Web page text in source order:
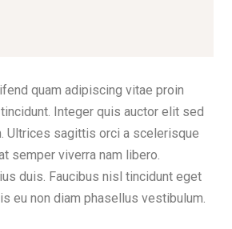
quam adipiscing vitae proin
Integer quis auctor elit sed
Ultrices sagittis orci a scelerisque
semper viverra nam libero.
duis. Faucibus nisl tincidunt eget
eu non diam phasellus vestibulum.